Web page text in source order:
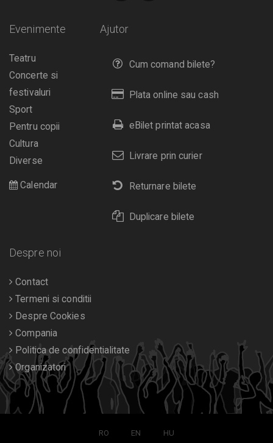
Ajutor
Cum comand bilete?
Plata online sau cash
eBilet printat acasa
Livrare prin curier
Returnare bilete
Duplicare bilete
Evenimente
Teatru
Concerte si
festivaluri
Sport
Pentru copii
Cultura
Diverse
Calendar
Despre noi
Contact
Termeni si conditii
Despre Cookies
Compania
Politica de confidentialitate
Organizatori
RO EN HU